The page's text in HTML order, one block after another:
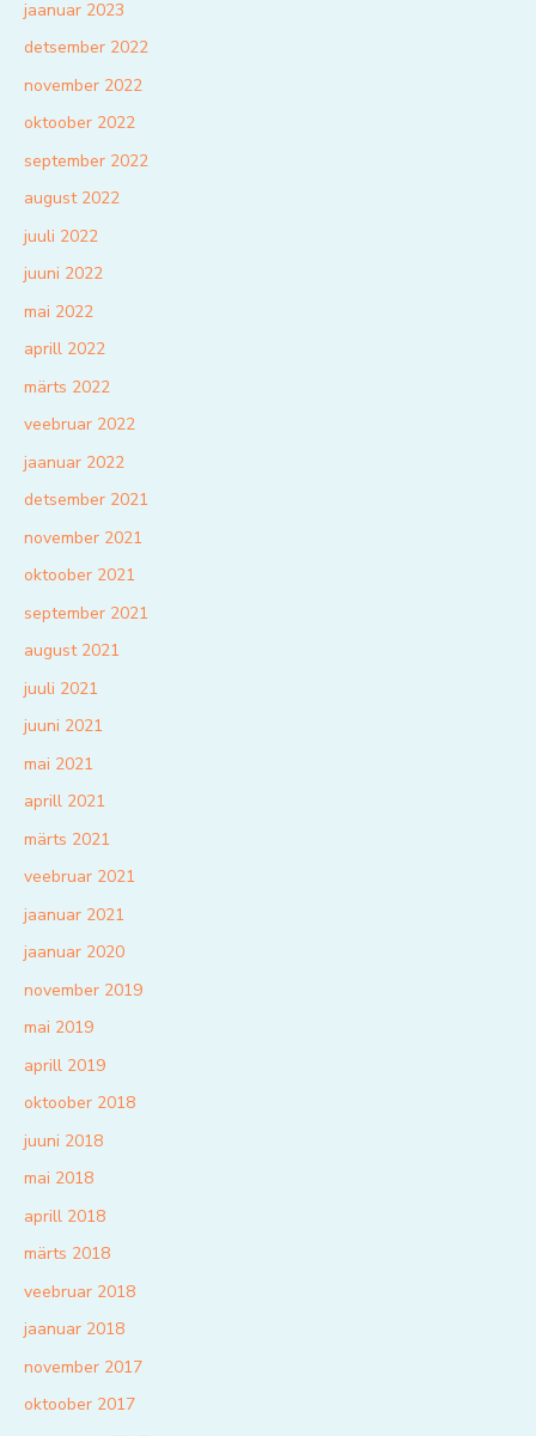
jaanuar 2023
detsember 2022
november 2022
oktoober 2022
september 2022
august 2022
juuli 2022
juuni 2022
mai 2022
aprill 2022
märts 2022
veebruar 2022
jaanuar 2022
detsember 2021
november 2021
oktoober 2021
september 2021
august 2021
juuli 2021
juuni 2021
mai 2021
aprill 2021
märts 2021
veebruar 2021
jaanuar 2021
jaanuar 2020
november 2019
mai 2019
aprill 2019
oktoober 2018
juuni 2018
mai 2018
aprill 2018
märts 2018
veebruar 2018
jaanuar 2018
november 2017
oktoober 2017